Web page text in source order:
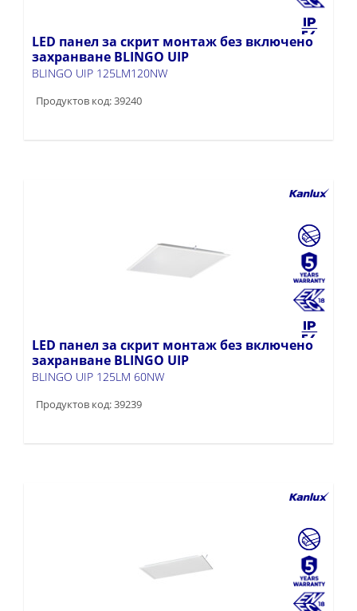
LED панел за скрит монтаж без включено
захранване BLINGO UIP
BLINGO UIP 125LM120NW
Продуктов код: 39240
LED панел за скрит монтаж без включено
захранване BLINGO UIP
BLINGO UIP 125LM 60NW
Продуктов код: 39239